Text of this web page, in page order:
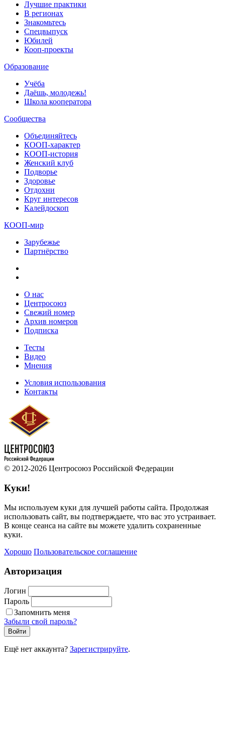
Лучшие практики
В регионах
Знакомьтесь
Спецвыпуск
Юбилей
Кооп-проекты
Образование
Учёба
Даёшь, молодежь!
Школа кооператора
Сообщества
Объединяйтесь
КООП-характер
КООП-история
Женский клуб
Подворье
Здоровье
Отдохни
Круг интересов
Калейдоскоп
КООП-мир
Зарубежье
Партнёрство
О нас
Центросоюз
Свежий номер
Архив номеров
Подписка
Тесты
Видео
Мнения
Условия использования
Контакты
© 2012-2026 Центросоюз Российской Федерации
Куки!
Мы используем куки для лучшей работы сайта. Продолжая
использовать сайт, вы подтверждаете, что вас это устраивает.
В конце сеанса на сайте вы можете удалить сохраненные
куки.
Хорошо Пользовательское соглашение
Авторизация
Логин
Пароль
Запомнить меня
Забыли свой пароль?
Войти
Ещё нет аккаунта? Зарегистрируйте.